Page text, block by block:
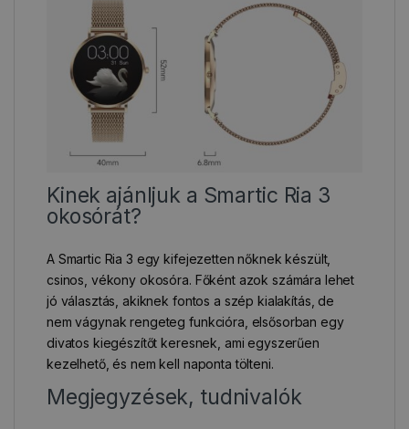
Kinek ajánljuk a Smartic Ria 3
okosórát?
A Smartic Ria 3 egy kifejezetten nőknek készült,
csinos, vékony okosóra. Főként azok számára lehet
jó választás, akiknek fontos a szép kialakítás, de
nem vágynak rengeteg funkcióra, elsősorban egy
divatos kiegészítőt keresnek, ami egyszerűen
kezelhető, és nem kell naponta tölteni.
Megjegyzések, tudnivalók